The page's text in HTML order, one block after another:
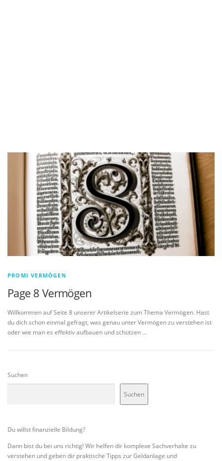
PROMI VERMÖGEN
Page 8 Vermögen
Willkommen auf Seite 8 unserer Artikelserie zum Thema Vermögen. Hast
du dich schon einmal gefragt, was genau unter Vermögen zu verstehen ist
oder wie man es effektiv aufbauen und schützen …
Suchen
Suchen
Du willst finanzielle Bildung?
Dann bist du bei uns richtig! Wir helfen dir komplexe Sachverhalte zu
verstehen und geben dir praktische Tipps zur Geldanlage und